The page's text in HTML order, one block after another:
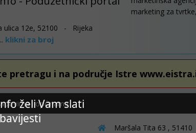
želi Vam slati
ulica 12e, 52100 - Rijeka
klikni za broj
marketing za
pretragu i na područje Istre
i općinama
Maršala Tita 63 ,